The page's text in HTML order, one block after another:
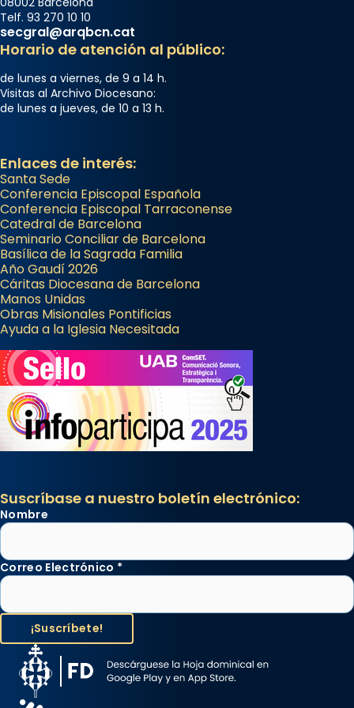
Telf. 93 270 10 10
secgral@arqbcn.cat
Horario de atención al público:
de lunes a viernes, de 9 a 14 h.
Visitas al Archivo Diocesano:
de lunes a jueves, de 10 a 13 h.
Enlaces de interés:
Santa Sede
Conferencia Episcopal Española
Conferencia Episcopal Tarraconense
Catedral de Barcelona
Seminario Conciliar de Barcelona
Basílica de la Sagrada Familia
Año Gaudí 2026
Cáritas Diocesana de Barcelona
Manos Unidas
Obras Misionales Pontificias
Ayuda a la Iglesia Necesitada
Suscríbase a nuestro boletín electrónico:
Nombre
Correo Electrónico *